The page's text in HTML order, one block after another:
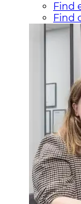
Find
Find